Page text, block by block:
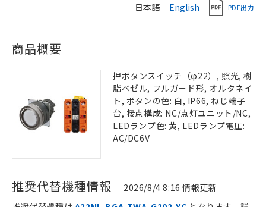
日本語 English PDF出力
商品概要
押ボタンスイッチ（φ22）, 照光, 樹
脂ベゼル, フルガード形, オルタネイ
ト, ボタンの色: 白, IP66, ねじ端子
台, 接点構成: NC/点灯ユニット/NC,
LEDランプ色: 黄, LEDランプ電圧:
AC/DC6V
推奨代替機種情報 2026/8/4 8:16 情報更新